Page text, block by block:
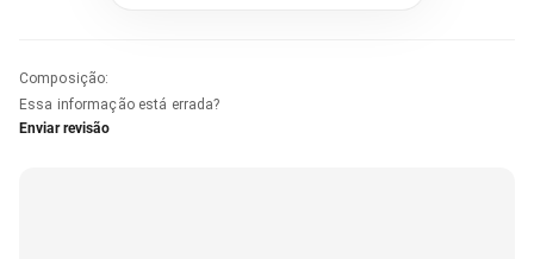
Composição:
Essa informação está errada?
Enviar revisão